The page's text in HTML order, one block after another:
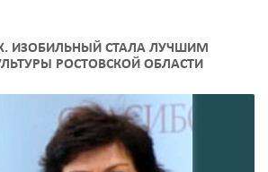
ИЗОБИЛЬНЫЙ СТАЛА ЛУЧШИМ
РОСТОВСКОЙ ОБЛАСТИ